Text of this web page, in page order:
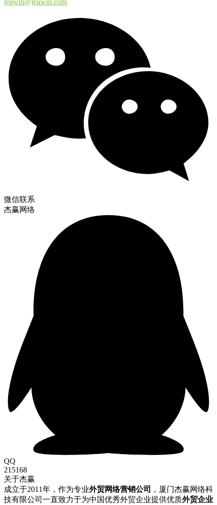
jeawin@jeawin.com
微信联系
杰赢网络
QQ
215168
关于杰赢
成立于2011年，作为专业外贸网络营销公司
，厦门杰赢网络科
技有限公司一直致力于为中国优秀外贸企业提供优质外贸企业